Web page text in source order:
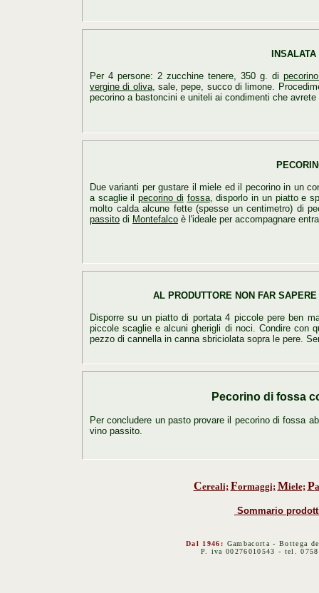
Per 4 persone: 2 zucchine tenere, 350 g. di
vergine di oliva, sale, pepe, succo di limone.
pecorino a bastoncini e uniteli ai condimenti che
Due varianti per gustare il miele ed il pecorino in un
a scaglie ilpecorino di fossa, disporlo in un piatto e
molto calda alcune fette (spesse un centimetro) di
passito di Montefalco è l'ideale per accompagnare
AL PRODUTTORE NON FAR
Disporre su un piatto di portata 4 piccole pere ben
piccole scaglie e alcuni gherigli di noci. Condire con
pezzo di cannella in canna sbriciolata sopra le pere.
Pecorino di fossa
Per concludere un pasto provare il pecorino di fossa
vino passito.
Cereali; Formaggi; Miele; P
Sommario
Dal 1946: Gambacorta - Bottega
P. iva 00276010543 - tel.